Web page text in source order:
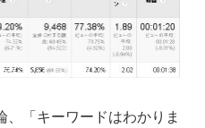
、「キーワードはわかりま